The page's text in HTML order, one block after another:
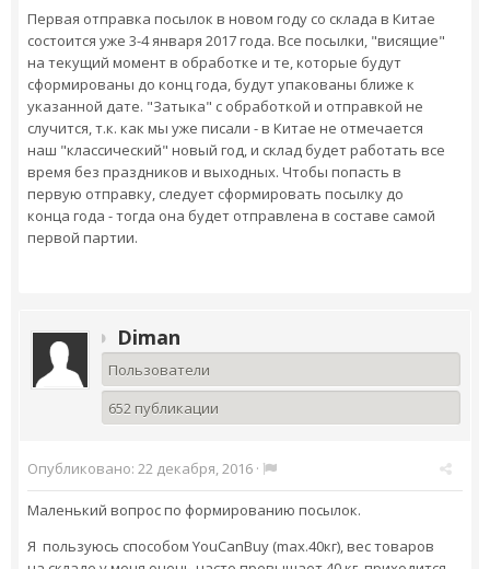
Первая отправка посылок в новом году со склада в Китае
состоится уже 3-4 января 2017 года. Все посылки, "висящие"
на текущий момент в обработке и те, которые будут
сформированы до конц года, будут упакованы ближе к
указанной дате. "Затыка" с обработкой и отправкой не
случится, т.к. как мы уже писали - в Китае не отмечается
наш "классический" новый год, и склад будет работать все
время без праздников и выходных. Чтобы попасть в
первую отправку, следует сформировать посылку до
конца года - тогда она будет отправлена в составе самой
первой партии.
Diman
Пользователи
652 публикации
Опубликовано: 22 декабря, 2016 ·
Маленький вопрос по формированию посылок.
Я пользуюсь способом YouCanBuy (max.40кг), вес товаров